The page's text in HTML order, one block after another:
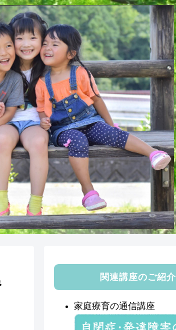
関連講座のご紹介
家庭療育の通信講座